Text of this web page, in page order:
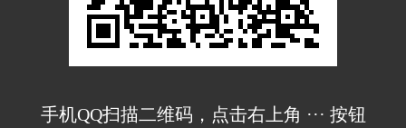
手机QQ扫描二维码，点击右上角 ··· 按钮